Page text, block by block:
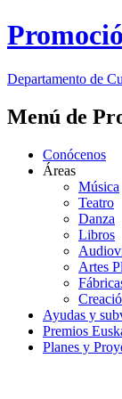
Departamento de
Menú de
Conócenos
Áreas
Música
Teatro
Danza
Libros
Artes
Ayudas y
Premios
Planes y